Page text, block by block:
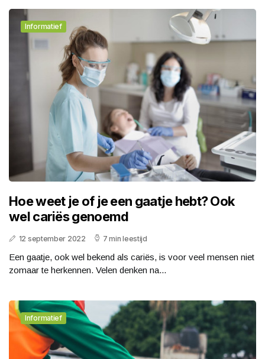
Informatief
Hoe weet je of je een gaatje hebt? Ook
wel cariës genoemd
12 september 2022 7 min leestijd
Een gaatje, ook wel bekend als cariës, is voor veel mensen niet
zomaar te herkennen. Velen denken na...
Informatief